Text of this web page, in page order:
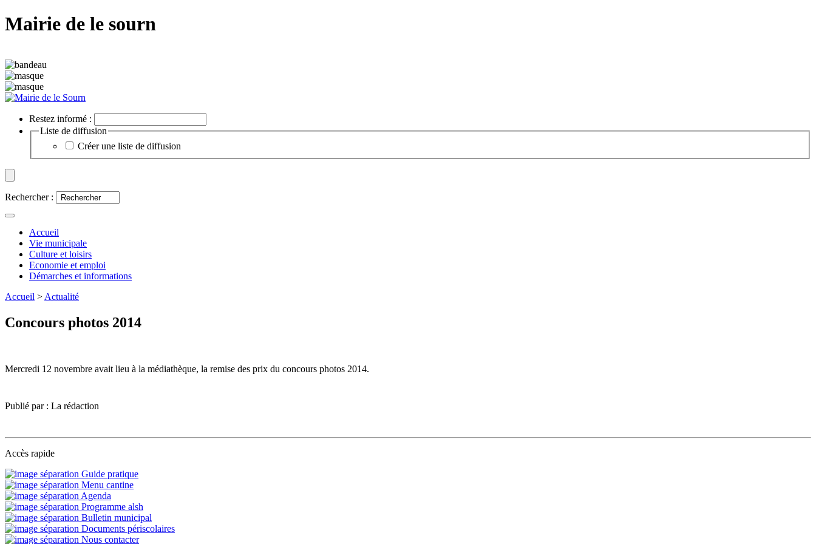
Mairie de le sourn
Restez informé :
Liste de diffusion
Créer une liste de diffusion
Rechercher :
Accueil
Vie municipale
Culture et loisirs
Economie et emploi
Démarches et informations
Accueil >Actualité
Concours photos 2014
Mercredi 12 novembre avait lieu à la médiathèque, la remise des prix du concours photos 2014.
Publié par : La rédaction
Accès rapide
Guide pratique
Menu cantine
Agenda
Programme alsh
Bulletin municipal
Documents périscolaires
Nous contacter